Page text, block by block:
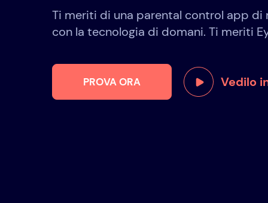
Ti meriti di una parental control app di
con la tecnologia di domani. Ti meriti
PROVA ORA Vedilo